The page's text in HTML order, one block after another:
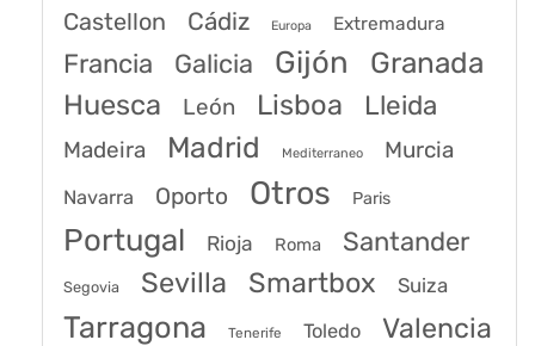
Castellon Cádiz Europa Extremadura
Francia Galicia Gijón Granada
Huesca León Lisboa Lleida
Madeira Madrid Mediterraneo Murcia
Navarra Oporto Otros Paris
Portugal Rioja Roma Santander
Segovia Sevilla Smartbox Suiza
Tarragona Tenerife Toledo Valencia